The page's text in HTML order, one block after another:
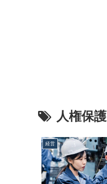
人権保護
経営